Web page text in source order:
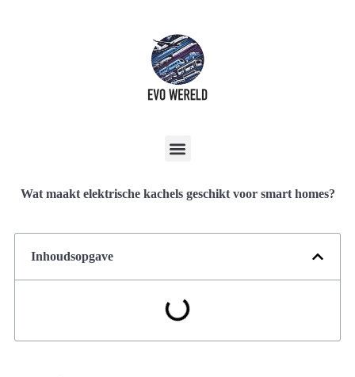
Wat maakt elektrische kachels geschikt voor smart homes?
Inhoudsopgave